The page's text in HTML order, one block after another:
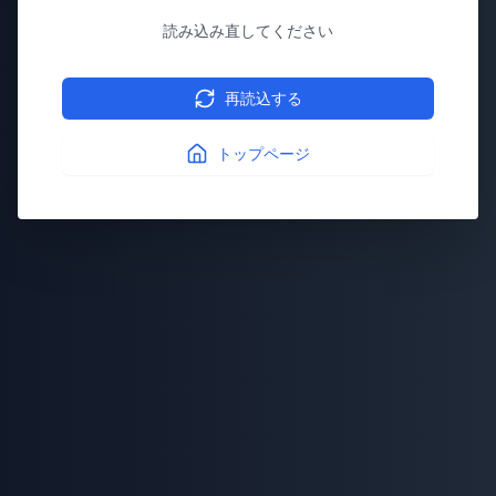
読み込み直してください
再読込する
トップページ